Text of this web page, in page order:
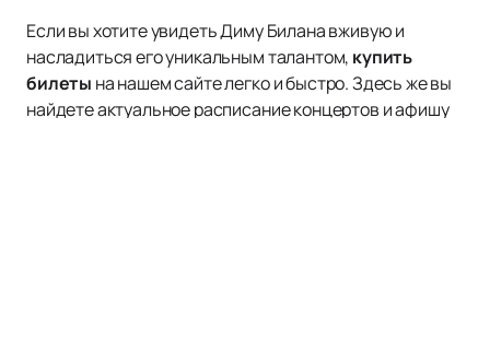
Если вы хотите увидеть Диму Билана вживую и
насладиться его уникальным талантом, купить
билеты на нашем сайте легко и быстро. Здесь же вы
найдете актуальное расписание концертов и афишу